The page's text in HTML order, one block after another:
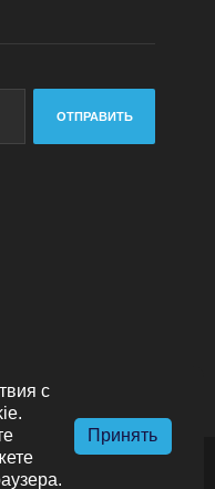
ОТПРАВИТЬ
с
Принять